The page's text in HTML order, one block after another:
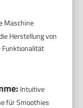
Maschine
Herstellung von
Funktionalität
Intuitive
für Smoothies